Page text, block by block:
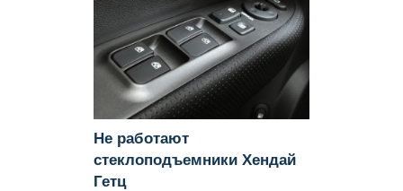
Не работают
стеклоподъемники Хендай
Гетц